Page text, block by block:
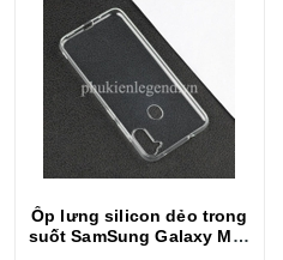
Ốp lưng silicon dẻo trong
suốt SamSung Galaxy M11